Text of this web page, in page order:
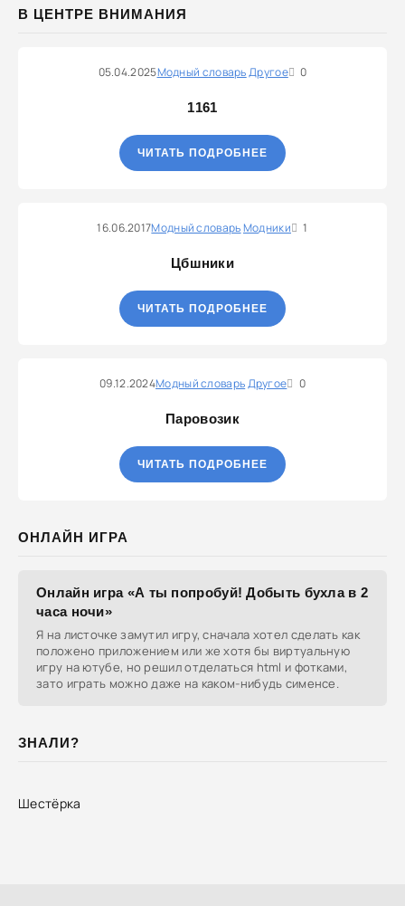
В ЦЕНТРЕ ВНИМАНИЯ
05.04.2025Модный словарьДругое 0
1161
ЧИТАТЬ ПОДРОБНЕЕ
16.06.2017Модный словарьМодники 1
Цбшники
ЧИТАТЬ ПОДРОБНЕЕ
09.12.2024Модный словарьДругое 0
Паровозик
ЧИТАТЬ ПОДРОБНЕЕ
ОНЛАЙН ИГРА
Онлайн игра «А ты попробуй! Добыть бухла в 2
часа ночи»
Я на листочке замутил игру, сначала хотел сделать как
положено приложением или же хотя бы виртуальную
игру на ютубе, но решил отделаться html и фотками,
зато играть можно даже на каком-нибудь сименсе.
ЗНАЛИ?
Шестёрка